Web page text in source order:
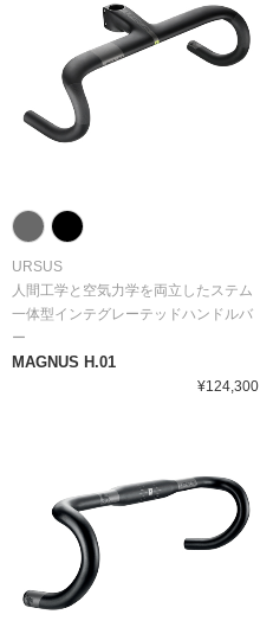
URSUS
人間工学と空気力学を両立したステム
一体型インテグレーテッドハンドルバ
ー
MAGNUS H.01
¥124,300